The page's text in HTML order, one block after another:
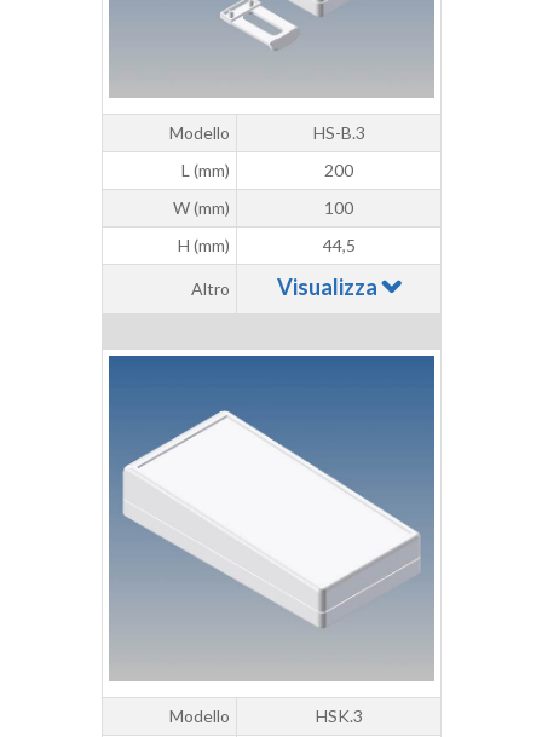
Modello
HS-B.3
L (mm)
200
W (mm)
100
H (mm)
44,5
Altro Visualizza
Modello
HSK.3